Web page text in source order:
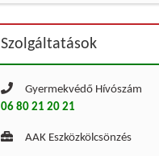
Szolgáltatások
Gyermekvédő Hívószám
06 80 21 20 21
AAK Eszközkölcsönzés